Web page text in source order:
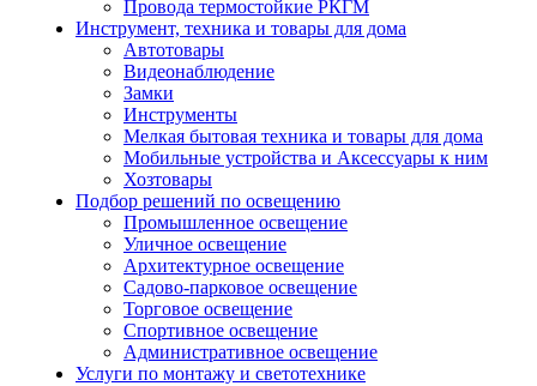
Провода термостойкие РКГМ
Инструмент, техника и товары для дома
Автотовары
Видеонаблюдение
Замки
Инструменты
Мелкая бытовая техника и товары для дома
Мобильные устройства и Аксессуары к ним
Хозтовары
Подбор решений по освещению
Промышленное освещение
Уличное освещение
Архитектурное освещение
Садово-парковое освещение
Торговое освещение
Спортивное освещение
Административное освещение
Услуги по монтажу и светотехнике